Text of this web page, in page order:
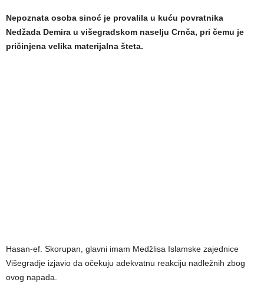
Nepoznata osoba sinoć je provalila u kuću povratnika
Nedžada Demira u višegradskom naselju Crnča, pri čemu je
pričinjena velika materijalna šteta.
Hasan-ef. Skorupan, glavni imam Medžlisa Islamske zajednice
Višegradje izjavio da očekuju adekvatnu reakciju nadležnih zbog
ovog napada.